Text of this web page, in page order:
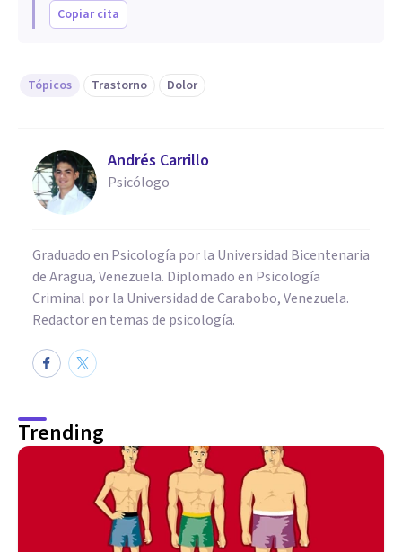
Copiar cita
Tópicos Trastorno Dolor
Andrés Carrillo
Psicólogo
Graduado en Psicología por la Universidad Bicentenaria
de Aragua, Venezuela. Diplomado en Psicología
Criminal por la Universidad de Carabobo, Venezuela.
Redactor en temas de psicología.
Trending